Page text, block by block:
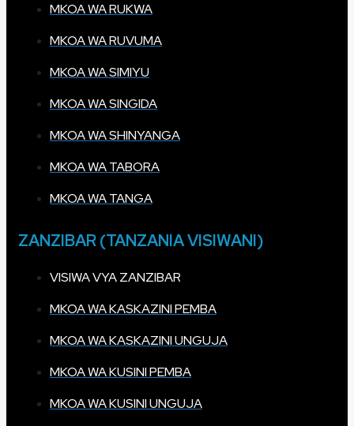
MKOA WA RUKWA
MKOA WA RUVUMA
MKOA WA SIMIYU
MKOA WA SINGIDA
MKOA WA SHINYANGA
MKOA WA TABORA
MKOA WA TANGA
ZANZIBAR (TANZANIA VISIWANI)
VISIWA VYA ZANZIBAR
MKOA WA KASKAZINI PEMBA
MKOA WA KASKAZINI UNGUJA
MKOA WA KUSINI PEMBA
MKOA WA KUSINI UNGUJA